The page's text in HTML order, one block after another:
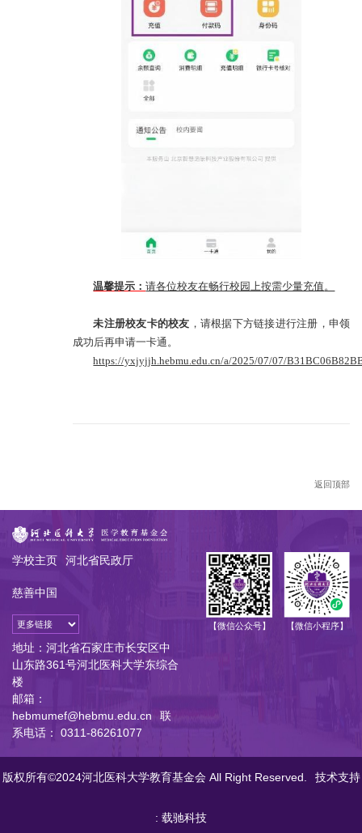
温馨提示：请各位校友在畅行校园上按需少量充值 。
未注册校友卡的校友 ，请根据下方链接进行注册，申领
成功后再申请一卡通。
https://yxjyjjh.hebmu.edu.cn/a/2025/07/07/
返回顶部
学校主页 河北省民政厅
慈善中国
地址：河北省石家庄市长安区中
山东路361号河北医科大学东综合
楼
邮箱：
hebmumef@hebmu.edu.cn
联
系电话： 0311-86261077
【微信小程序】
【微信公众号】
版权所有©2024河北医科大学教育基金会 All Right Reserved. 技术支持
: 载驰科技